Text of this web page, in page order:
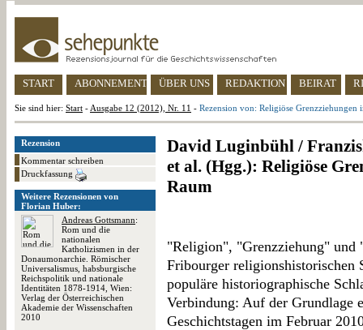
START ABONNEMENT ÜBER UNS REDAKTION BEIRAT
Sie sind hier: Start - Ausgabe 12 (2012), Nr. 11 - Rezension von: Religiöse Grenzziehungen
Rezension
Kommentar schreiben
Druckfassung
Weitere Rezensionen von
Florian Huber:
Andreas Gottsmann:
Rom und die
nationalen
Katholizismen in der
Donaumonarchie. Römischer
Universalismus, habsburgische
Reichspolitik und nationale
Identitäten 1878-1914, Wien:
Verlag der Österreichischen
Akademie der Wissenschaften
2010
David Luginbühl /
et al. (Hgg.): Religiöse
Raum
"Religion", "Grenzziehung"
Fribourger religionshistorischen
populäre historiographische
Verbindung: Auf der Grundlage
Geschichtstagen im Februar